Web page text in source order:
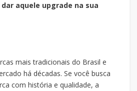
aquele upgrade na sua
mais tradicionais do Brasil e
há décadas. Se você busca
com história e qualidade, a